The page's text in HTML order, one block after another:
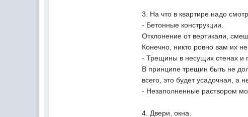
3. На что в квартире надо
- Бетонные конструкции.
Отклонение от вертикали,
Конечно, никто ровно вам их
- Трещины в несущих стенах и
В принципе трещин быть не
всего, это будет усадочная, а
- Незаполненные раствором
4. Двери, окна.